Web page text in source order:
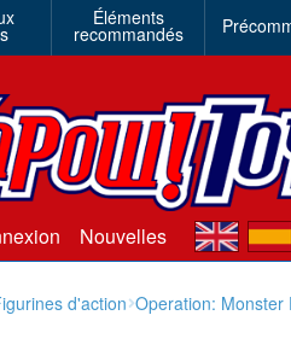
Éléments
recommandés
Nouvelles en es
d'action Operation: Monster